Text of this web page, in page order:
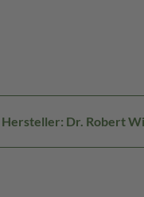
Hersteller: Dr. Robert